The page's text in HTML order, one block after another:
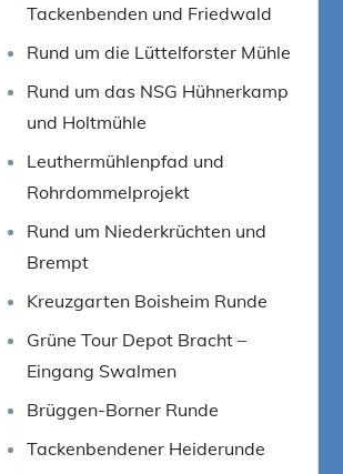
Tackenbenden und Friedwald
Rund um die Lüttelforster Mühle
Rund um das NSG Hühnerkamp
und Holtmühle
Leuthermühlenpfad und
Rohrdommelprojekt
Rund um Niederkrüchten und
Brempt
Kreuzgarten Boisheim Runde
Grüne Tour Depot Bracht –
Eingang Swalmen
Brüggen-Borner Runde
Tackenbendener Heiderunde